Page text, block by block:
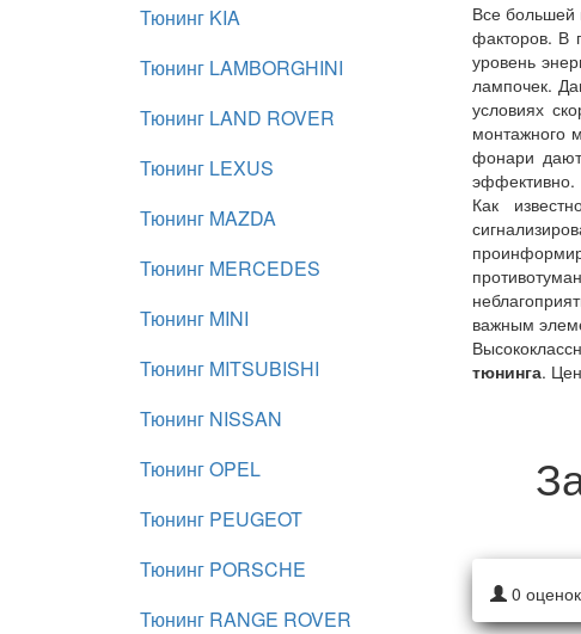
Тюнинг KIA
Тюнинг LAMBORGHINI
Тюнинг LAND ROVER
Тюнинг LEXUS
Тюнинг MAZDA
Тюнинг MERCEDES
Тюнинг MINI
Тюнинг MITSUBISHI
Тюнинг NISSAN
Тюнинг OPEL
Тюнинг PEUGEOT
Тюнинг PORSCHE
Тюнинг RANGE ROVER
Все большей
факторов. В
уровень
лампочек.
условиях
монтажного
фонари
эффективно.
Как
важным
тюнинга.
0 оценок